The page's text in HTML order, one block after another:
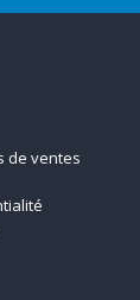
de ventes